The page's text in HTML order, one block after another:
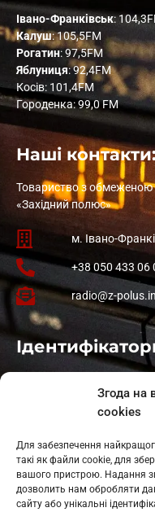
Згода на
cookies
Для забезпечення
такі як файли cookie, для
вашого пристрою. Надання
дозволить нам обробляти
сайту або унікальні
Івано-Франківськ:
Калуш: 105,5FM
Рогатин: 97,5FM
Яблуниця: 92,4FM
Косів: 101,4FM
Городенка: 99,0 FM
Наші
Товариство з обмеженою
«Західний полюс»
м. Івано-
+38 050 433 06
radio@z-
: L11-01410
: L11-01801
Косів: L11-01805
Гарасимів: L11-02274